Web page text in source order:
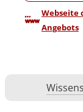
Webseite
Angebots